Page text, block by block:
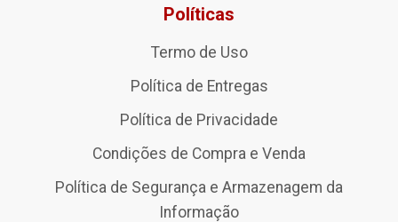
Políticas
Termo de Uso
Política de Entregas
Política de Privacidade
Condições de Compra e Venda
Política de Segurança e Armazenagem da
Informação